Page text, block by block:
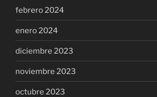
febrero 2024
enero 2024
diciembre 2023
noviembre 2023
octubre 2023